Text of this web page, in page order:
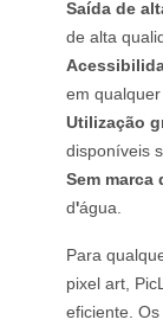
Saída de
de alta
em qualquer
Utilização
disponíveis
Sem marca
d'água.
Para
pixel art,
eficiente.